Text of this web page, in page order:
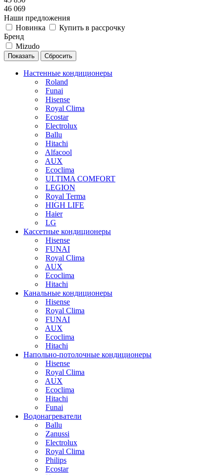
46 069
Наши предложения
Новинка
Купить в рассрочку
Бренд
Mizudo
Сбросить
Настенные кондиционеры
Roland
Funai
Hisense
Royal Clima
Ecostar
Electrolux
Ballu
Hitachi
Alfacool
AUX
Ecoclima
ULTIMA COMFORT
LEGION
Royal Terma
HIGH LIFE
Haier
LG
Кассетные кондиционеры
Hisense
FUNAI
Royal Clima
AUX
Ecoclima
Hitachi
Канальные кондиционеры
Hisense
Royal Clima
FUNAI
AUX
Ecoclima
Hitachi
Напольно-потолочные кондиционеры
Hisense
Royal Clima
AUX
Ecoclima
Hitachi
Funai
Водонагреватели
Ballu
Zanussi
Electrolux
Royal Clima
Philips
Ecostar